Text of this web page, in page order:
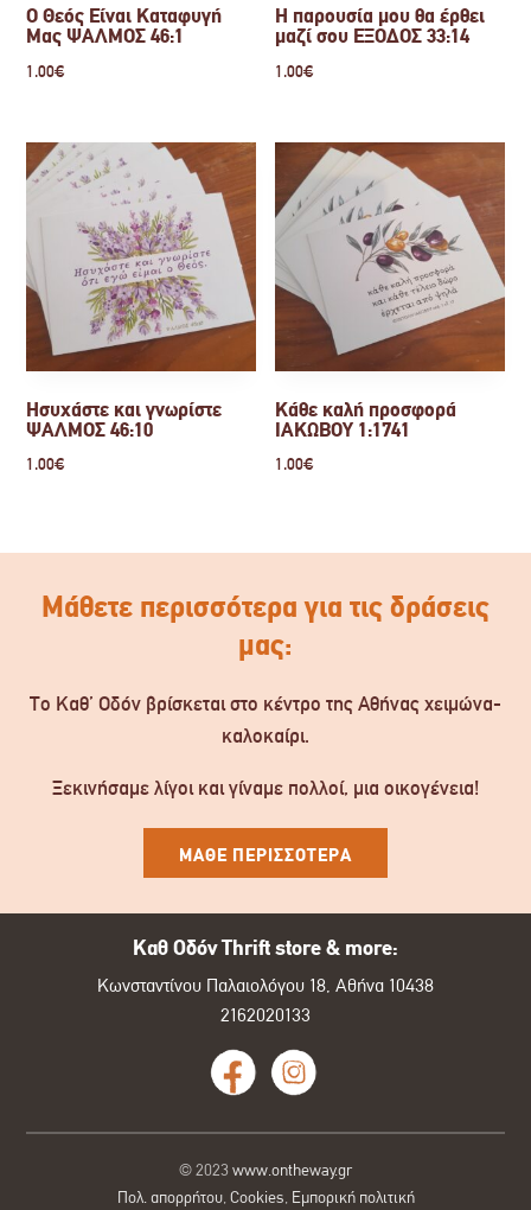
Ο Θεός Είναι Καταφυγή
Μας ΨΑΛΜΟΣ 46:1
1.00€
Η παρουσία μου θα έρθει
μαζί σου ΕΞΟΔΟΣ 33:14
1.00€
Ησυχάστε και γνωρίστε
ΨΑΛΜΟΣ 46:10
1.00€
Κάθε καλή προσφορά
ΙΑΚΩΒΟΥ 1:1741
1.00€
Μάθετε περισσότερα για τις δράσεις
μας:
Το Καθ’ Οδόν βρίσκεται στο κέντρο της Αθήνας χειμώνα-
καλοκαίρι.
Ξεκινήσαμε λίγοι και γίναμε πολλοί, μια οικογένεια!
ΜΑΘΕ ΠΕΡΙΣΣΟΤΕΡΑ
Καθ Οδόν Thrift store & more:
Κωνσταντίνου Παλαιολόγου 18, Αθήνα 10438
2162020133
© 2023 www.ontheway.gr
Πολ. απορρήτου,Cookies, Εμπορική πολιτική